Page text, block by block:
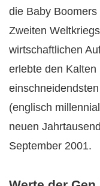
die Baby
Zweiten
wirtschaftlichen
erlebte den Kalten
(englisch
neuen
September 2001.